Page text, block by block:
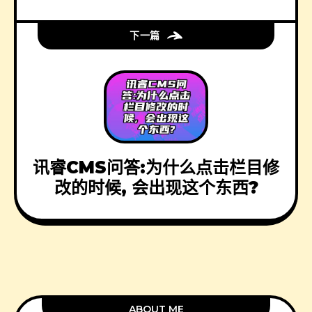
下一篇
讯睿CMS问答:为什么点击栏目修
改的时候, 会出现这个东西?
ABOUT ME